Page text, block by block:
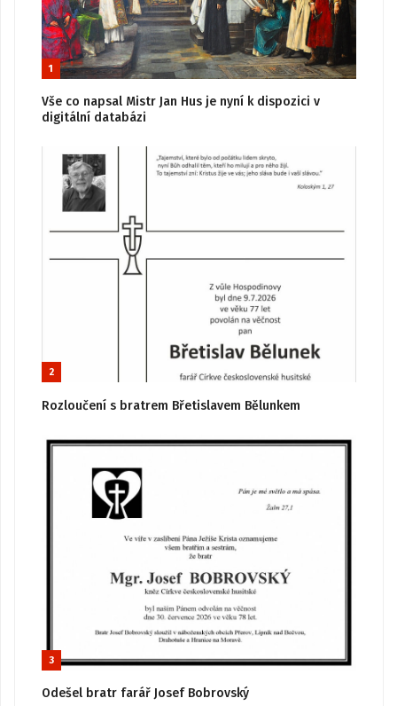
1
Vše co napsal Mistr Jan Hus je nyní k dispozici v
digitální databázi
2
Rozloučení s bratrem Břetislavem Bělunkem
3
Odešel bratr farář Josef Bobrovský